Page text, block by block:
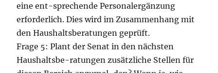
eine ent-sprechende Personalergänzung
erforderlich. Dies wird im Zusammenhang mit
den Haushaltsberatungen geprüft.
Frage 5: Plant der Senat in den nächsten
Haushaltsbe-ratungen zusätzliche Stellen für